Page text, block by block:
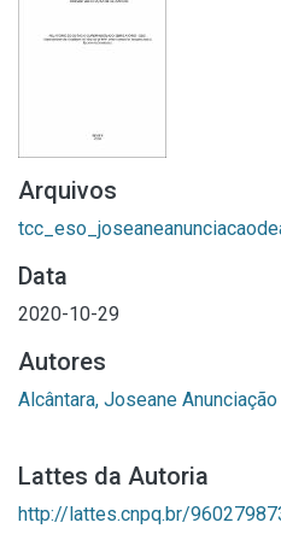
Arquivos
Data
2020-10-29
Autores
Alcântara, Joseane
Lattes da Autoria
http://lattes.cnpq.br/